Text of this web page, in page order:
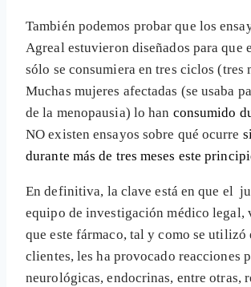
También podemos probar que los
Agreal estuvieron diseñados para que
sólo se consumiera en tres ciclos (tres
Muchas mujeres afectadas (se usaba
de la menopausia) lo han consumido
NO existen ensayos sobre qué ocurre
durante más de tres meses este
En definitiva, la clave está en que el
equipo de investigación médico legal,
que este fármaco, tal y como se utilizó
clientes, les ha provocado reacciones
neurológicas, endocrinas, entre otras,